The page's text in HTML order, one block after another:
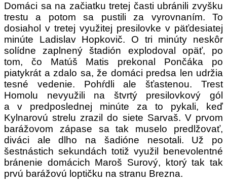
Domáci sa na začiatku tretej časti ubránili zvyšku
trestu a potom sa pustili za vyrovnaním. To
dosiahol v tretej využitej presilovke v päťdesiatej
minúte Ladislav Hopkovič. O tri minúty neskôr
solídne zaplnený štadión explodoval opäť, po
tom, čo Matúš Matis prekonal Pončáka po
piatykrát a zdalo sa, že domáci predsa len udržia
tesné vedenie. Pohŕdli ale šťastenou. Trest
Homolu nevyužili na štvrtý presilovkový gól
a v predposlednej minúte za to pykali, keď
Kylnarovú strelu zrazil do siete Sarvaš. V prvom
barážovom zápase sa tak muselo predlžovať,
diváci ale dlho na šadióne nesotali. Už po
šestnástich sekundách totiž využil benevolentné
bránenie domácich Maroš Surový, ktorý tak tak
prvú barážovú loptičku na stranu Brezna.